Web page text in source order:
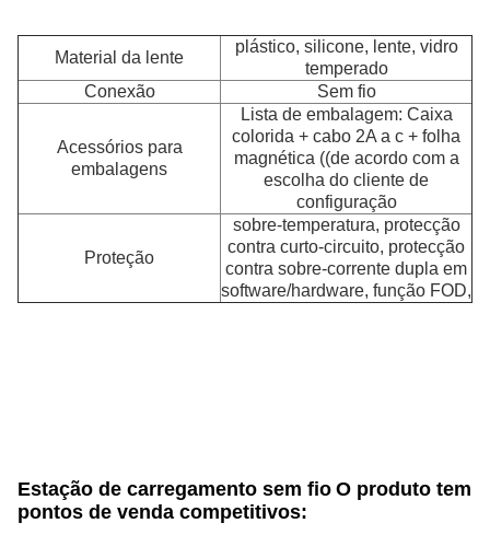
Material da lente
plástico, silicone, lente, vidro
temperado
Conexão
Sem fio
Acessórios para
embalagens
Lista de embalagem: Caixa
colorida + cabo 2A a c + folha
magnética ((de acordo com a
escolha do cliente de
configuração
Proteção
sobre-temperatura, protecção
contra curto-circuito, protecção
contra sobre-corrente dupla em
software/hardware, função FOD,
Estação de carregamento sem fio O produto tem
pontos de venda competitivos: